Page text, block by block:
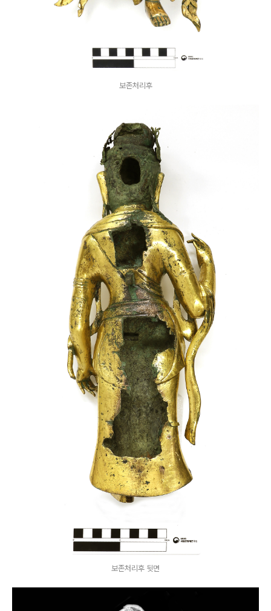
보존처리후
보존처리후 뒷면